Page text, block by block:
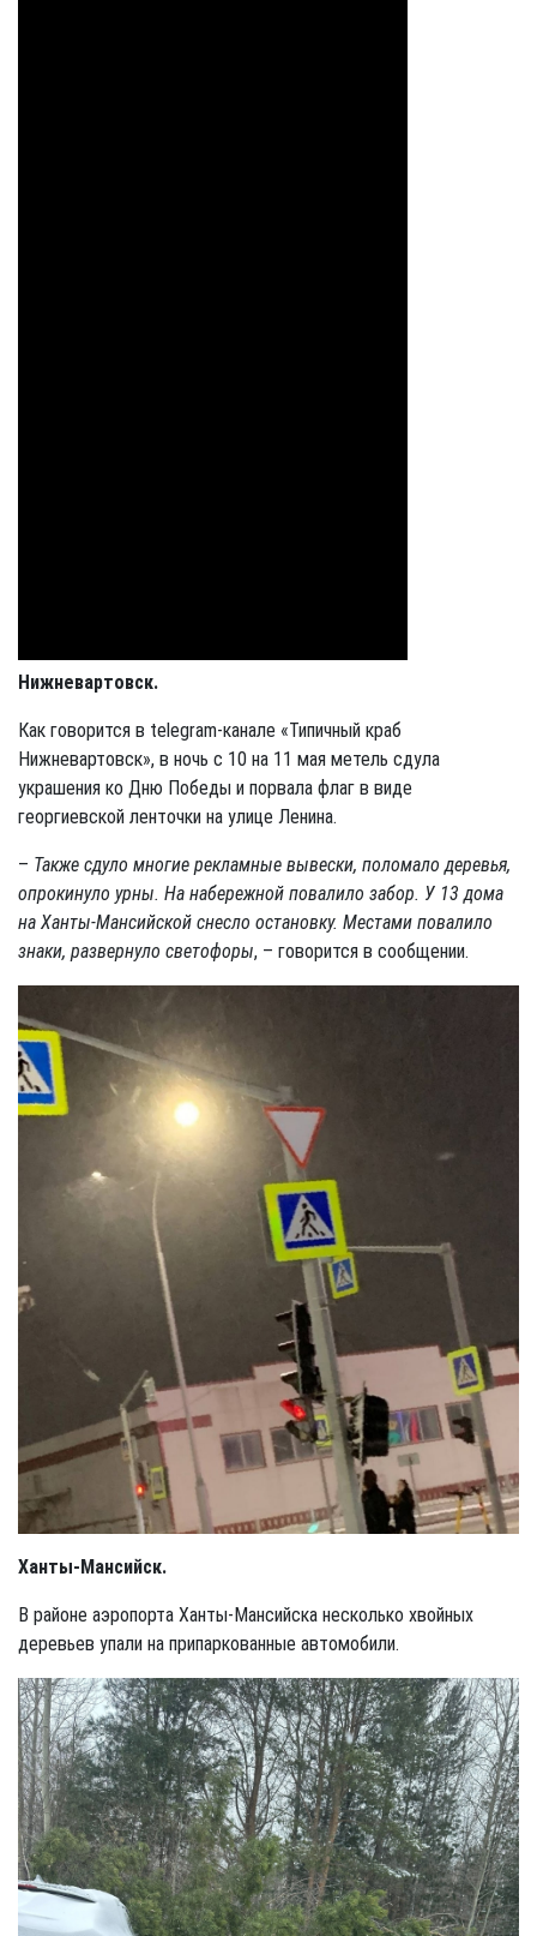
Нижневартовск.
Как говорится в telegram-канале «Типичный краб
Нижневартовск», в ночь с 10 на 11 мая метель сдула
украшения ко Дню Победы и порвала флаг в виде
георгиевской ленточки на улице Ленина.
– Также сдуло многие рекламные вывески, поломало деревья,
опрокинуло урны. На набережной повалило забор. У 13 дома
на Ханты-Мансийской снесло остановку. Местами повалило
знаки, развернуло светофоры, – говорится в сообщении.
Ханты-Мансийск.
В районе аэропорта Ханты-Мансийска несколько хвойных
деревьев упали на припаркованные автомобили.